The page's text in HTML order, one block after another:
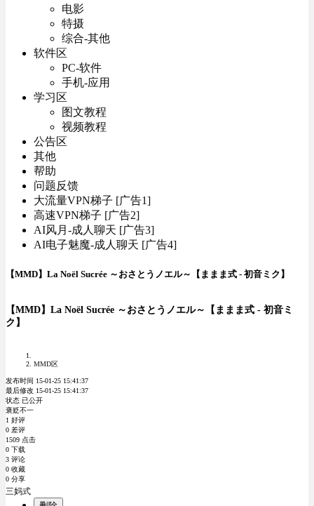
电影
特摄
综合-其他
软件区
PC-软件
手机-应用
学习区
图文教程
视频教程
公告区
其他
帮助
问题反馈
大流量VPN梯子 [广告1]
高速VPN梯子 [广告2]
AI风月-成人聊天 [广告3]
AI电子魅魔-成人聊天 [广告4]
【MMD】La Noël Sucrée ～おさとうノエル～【ままま式 - 初音ミク】
【MMD】La Noël Sucrée ～おさとうノエル～【ままま式 - 初音ミ
ク】
MMD区
发布时间 15-01-25 15:41:37
最后修改 15-01-25 15:41:37
状态 已公开
褒贬不一
1 好评
0 差评
1509 点击
0 下载
3 评论
0 收藏
0 分享
三妈式